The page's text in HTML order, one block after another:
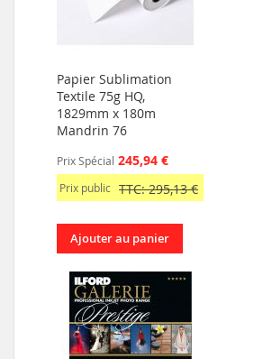
Papier Sublimation
Textile 75g HQ,
1829mm x 180m
Mandrin 76
Prix Spécial 245,94 €
Prix public TTC: 295,13 €
Ajouter au panier